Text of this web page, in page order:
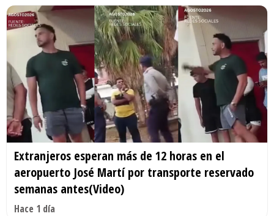
Extranjeros esperan más de 12 horas en el
aeropuerto José Martí por transporte reservado
semanas antes(Video)
Hace 1 día